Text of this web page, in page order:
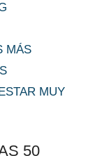
MÁS
MUY
50